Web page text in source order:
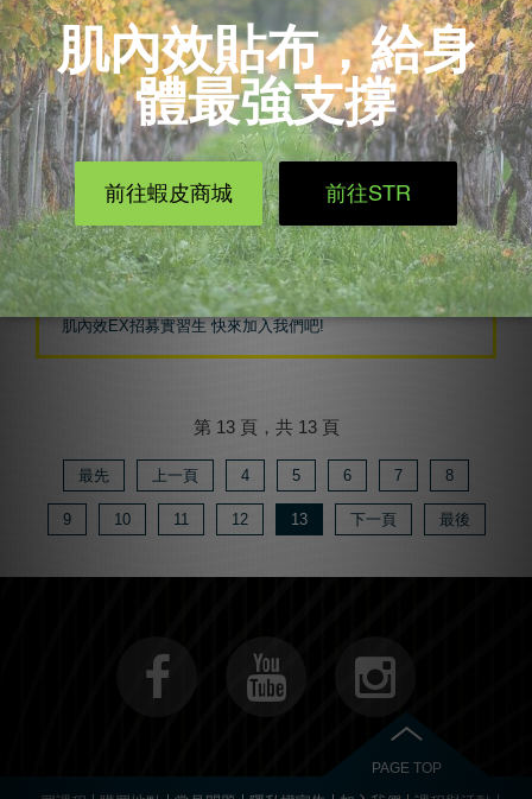
了嗎？！【線上課程】
課程時間：1小時28分鐘 (可重複觀看)
肌內效EX 客製化貼布
閱讀更多
分類｜ 肌內效活動
訂製你的專屬肌內效貼布，時尚運動生活從現在開始！
肌內效EX招募實習生 快來加入我們吧!
閱讀更多
分類｜
肌內效活動
肌內效EX招募實習生 快來加入我們吧!
第 13 頁，共 13 頁
最先 上一頁 4 5 6 7 8
9 10 11 12 13 下一頁 最後
PAGE TOP